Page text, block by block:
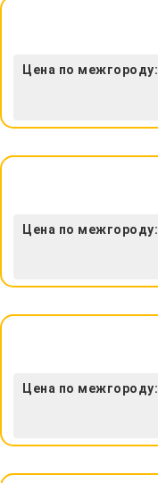
Цена по межгороду:
Цена по межгороду:
Цена по межгороду: